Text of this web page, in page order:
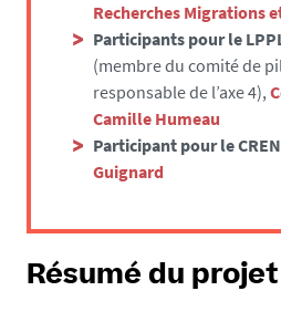
r
Recherches Migrations
Participants pour le
(membre du comité de
responsable de l’axe 4),
Camille Humeau
Participant pour le
Guignard
Résumé du projet